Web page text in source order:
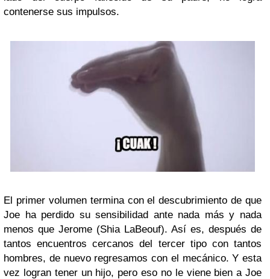
contenerse sus impulsos.
El primer volumen termina con el descubrimiento de que
Joe ha perdido su sensibilidad ante nada más y nada
menos que Jerome (Shia LaBeouf). Así es, después de
tantos encuentros cercanos del tercer tipo con tantos
hombres, de nuevo regresamos con el mecánico. Y esta
vez logran tener un hijo, pero eso no le viene bien a Joe